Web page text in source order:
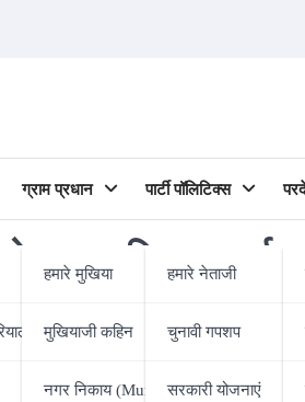
ग्राम प्रधान
हमारे मुखिया
मुखियाजी कहिन
नगर निकाय (Municipality)
पार्टी पॉलिटिक्स
हमारे नेताजी
चुनावी गपशप
सरकारी योजनाएं
बेगूसराय जिला